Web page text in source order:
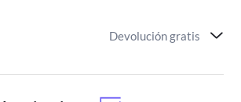
Devolución gratis